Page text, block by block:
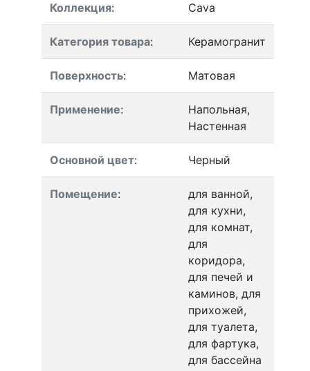
Коллекция: Cava
Категория товара: Керамогранит
Поверхность: Матовая
Применение:
Напольная,
Настенная
Основной цвет: Черный
Помещение:
для ванной,
для кухни,
для комнат,
для
коридора,
для печей и
каминов, для
прихожей,
для туалета,
для фартука,
для бассейна